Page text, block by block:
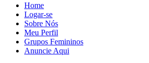
Home
Logar-se
Sobre Nós
Meu Perfil
Grupos Femininos
Anuncie Aqui